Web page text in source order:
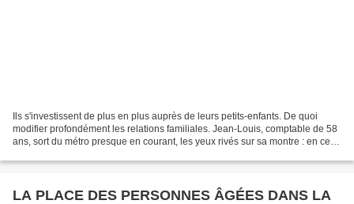
Ils s'investissent de plus en plus auprès de leurs petits-enfants. De quoi
modifier profondément les relations familiales. Jean-Louis, comptable de 58
ans, sort du métro presque en courant, les yeux rivés sur sa montre : en ce
LA PLACE DES PERSONNES ÂGÉES DANS LA